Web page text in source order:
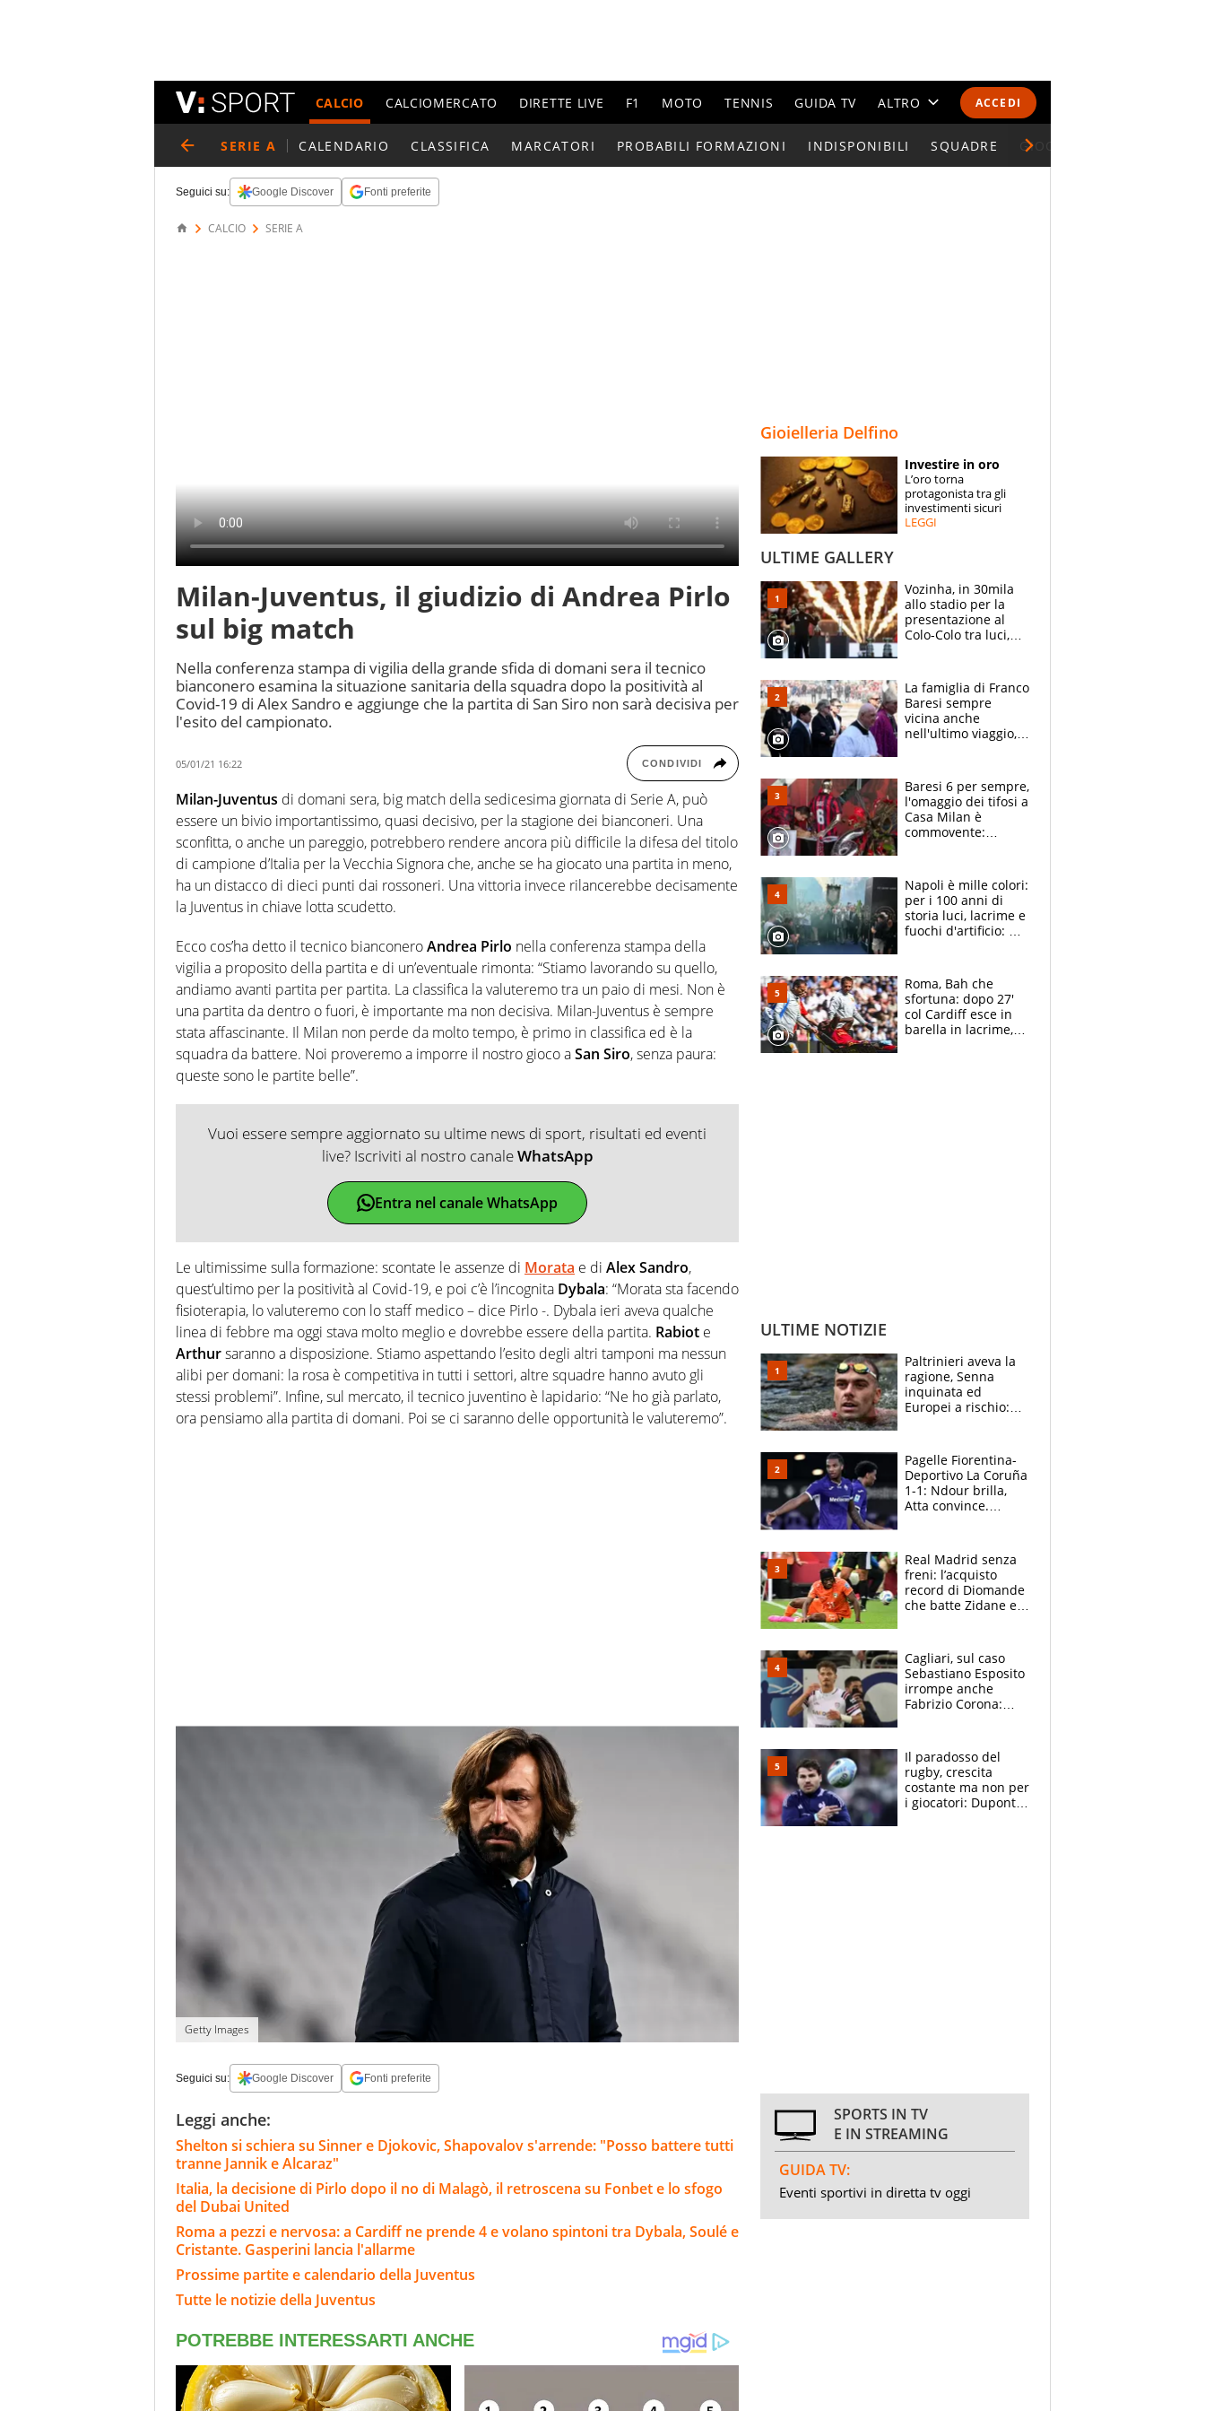
ACCEDI
CALCIO CALCIOMERCATO DIRETTE LIVE F1 MOTO TENNIS GUIDA TV ALTRO
CALENDARI E CLASSIFICHE
ESPERTI
CONTATTI
SERIE A CALENDARIO CLASSIFICA MARCATORI PROBABILI FORMAZIONI INDISPONIBILI SQUADRE GIOCATORI SERIE A
Seguici su: Google Discover Fonti preferite
CALCIO SERIE A
Milan-Juventus, il giudizio di Andrea Pirlo
sul big match
Nella conferenza stampa di vigilia della grande sfida di domani sera il tecnico
bianconero esamina la situazione sanitaria della squadra dopo la positività al
Covid-19 di Alex Sandro e aggiunge che la partita di San Siro non sarà decisiva per
l'esito del campionato.
05/01/21 16:22 CONDIVIDI
Milan-Juventus di domani sera, big match della sedicesima giornata di Serie A, può
essere un bivio importantissimo, quasi decisivo, per la stagione dei bianconeri. Una
sconfitta, o anche un pareggio, potrebbero rendere ancora più difficile la difesa del titolo
di campione d’Italia per la Vecchia Signora che, anche se ha giocato una partita in meno,
ha un distacco di dieci punti dai rossoneri. Una vittoria invece rilancerebbe decisamente
la Juventus in chiave lotta scudetto.
Ecco cos’ha detto il tecnico bianconeroAndrea Pirlo nella conferenza stampa della
vigilia a proposito della partita e di un’eventuale rimonta: “Stiamo lavorando su quello,
andiamo avanti partita per partita. La classifica la valuteremo tra un paio di mesi. Non è
una partita da dentro o fuori, è importante ma non decisiva. Milan-Juventus è sempre
stata affascinante. Il Milan non perde da molto tempo, è primo in classifica ed è la
squadra da battere. Noi proveremo a imporre il nostro gioco aSan Siro, senza paura:
queste sono le partite belle”.
Vuoi essere sempre aggiornato su ultime news di sport, risultati ed eventi
live? Iscriviti al nostro canaleWhatsApp
Entra nel canale WhatsApp
Le ultimissime sulla formazione: scontate le assenze di Morata e di Alex Sandro,
quest’ultimo per la positività al Covid-19, e poi c’è l’incognita Dybala: “Morata sta facendo
fisioterapia, lo valuteremo con lo staff medico – dice Pirlo -. Dybala ieri aveva qualche
linea di febbre ma oggi stava molto meglio e dovrebbe essere della partita. Rabiot e
Arthursaranno a disposizione. Stiamo aspettando l’esito degli altri tamponi ma nessun
alibi per domani: la rosa è competitiva in tutti i settori, altre squadre hanno avuto gli
stessi problemi”. Infine, sul mercato, il tecnico juventino è lapidario: “Ne ho già parlato,
ora pensiamo alla partita di domani. Poi se ci saranno delle opportunità le valuteremo”.
Getty Images
Seguici su: Google Discover Fonti preferite
Leggi anche:
Shelton si schiera su Sinner e Djokovic, Shapovalov s'arrende: "Posso battere tutti
tranne Jannik e Alcaraz"
Italia, la decisione di Pirlo dopo il no di Malagò, il retroscena su Fonbet e lo sfogo
del Dubai United
Roma a pezzi e nervosa: a Cardiff ne prende 4 e volano spintoni tra Dybala, Soulé e
Cristante. Gasperini lancia l'allarme
Prossime partite e calendario della Juventus
Tutte le notizie della Juventus
Gioielleria Delfino
Investire in oro
L’oro torna
protagonista tra gli
investimenti sicuri
LEGGI
ULTIME GALLERY
Vozinha, in 30mila
allo stadio per la
presentazione al
Colo-Colo tra luci,
La famiglia di Franco
Baresi sempre
vicina anche
nell'ultimo viaggio,
circondati
dall'affetto dei tifosi
Baresi 6 per sempre,
l'omaggio dei tifosi a
Casa Milan è
commovente:
bigliettini
Napoli è mille colori:
per i 100 anni di
storia luci, lacrime e
fuochi d'artificio: De
Roma, Bah che
sfortuna: dopo 27'
col Cardiff esce in
barella in lacrime,
ULTIME NOTIZIE
Paltrinieri aveva la
ragione, Senna
inquinata ed
Europei a rischio:
adesso
Pagelle Fiorentina-
Deportivo La Coruña
1-1: Ndour brilla,
Atta convince.
Real Madrid senza
freni: l’acquisto
record di Diomande
che batte Zidane e
Cagliari, sul caso
Sebastiano Esposito
irrompe anche
Fabrizio Corona:
prove”
Il paradosso del
rugby, crescita
costante ma non per
i giocatori: Dupont
SPORTS IN TV
E IN STREAMING
GUIDA TV:
Eventi sportivi in diretta tv oggi